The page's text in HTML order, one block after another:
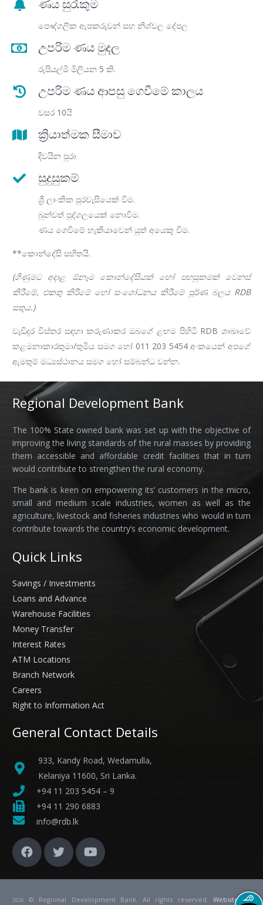
ණය සුරැකුම
පෞද්ගලික ඇපකරුවන් සහ නිශ්චල දේපල
උපරිම ණය මුදල
රුපියල්මි මිලියන 5 කි.
උපරිම ණය ආපසු ගෙවීමේ කාලය
වසර 10යි
ක්‍රියාත්මක සීමාව
දිවයින පුරා
සුදුසුකම්
ශ්‍රී ලාංකික පුරවැසියෙක් වීම.
බුන්වත් පුද්ගලයෙක් නොවීම.
ණය ගෙවීමේ හැකියාවෙන් යුත් අයෙකු වීම.
**කොන්දේසි සහිතයි.
(ගිණුමට අදාළ ඕනෑම කොන්දේසියක් හෝ පහසුකමක් වෙනස්
කිරීමේ, එකතු කිරීමේ හෝ සංශෝධනය කිරීමේ පූර්ණ බලය RDB
සතුය.)
වැඩිදුර විස්තර සඳහා කරුණාකර ඔබගේ ළඟම පිහිටි RDB ශාඛාවේ
කළමනාකාරතුමා/තුමිය සමග හෝ 011 203 5454 අංකයෙන් අපගේ
ඇමතුම් මධ්‍යස්ථානය සමග හෝ සම්බන්ධ වන්න.
Regional Development Bank
The 100% State owned bank was set up with the objective of
improving the living standards of the rural masses by providing
them accessible and affordable credit facilities that in turn
would contribute to strengthen the rural economy.
The bank is keen on empowering its’ customers in the micro,
small and medium scale industries, women as well as the
agriculture, livestock and fisheries industries who would in turn
contribute towards the country’s economic development.
Quick Links
Savings / Investments
Loans and Advance
Warehouse Facilities
Money Transfer
Interest Rates
ATM Locations
Branch Network
Careers
Right to Information Act
General Contact Details
933, Kandy Road, Wedamulla,
Kelaniya 11600, Sri Lanka.
+94 11 203 5454 – 9
+94 11 290 6883
info@rdb.lk
2026 © Regional Development Bank. All rights reserved. Websiteby